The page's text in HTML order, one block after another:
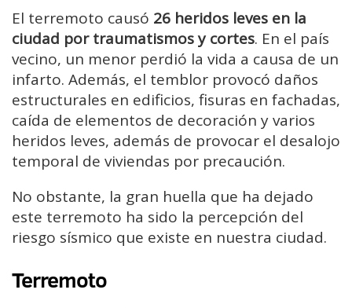
El terremoto causó 26 heridos leves en la
ciudad por traumatismos y cortes. En el país
vecino, un menor perdió la vida a causa de un
infarto. Además, el temblor provocó daños
estructurales en edificios, fisuras en fachadas,
caída de elementos de decoración y varios
heridos leves, además de provocar el desalojo
temporal de viviendas por precaución.
No obstante, la gran huella que ha dejado
este terremoto ha sido la percepción del
riesgo sísmico que existe en nuestra ciudad.
Terremoto